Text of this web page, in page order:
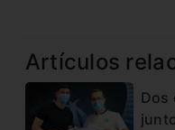
Artículos
Dos